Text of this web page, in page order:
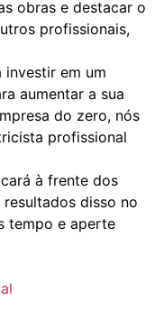
obras e destacar o
profissionais,
investir em um
aumentar a sua
do zero, nós
profissional
à frente dos
disso no
tempo e aperte